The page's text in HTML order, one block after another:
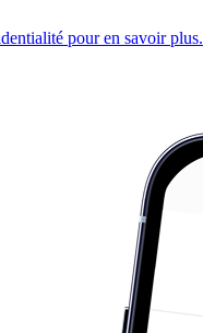
pour en savoir plus.